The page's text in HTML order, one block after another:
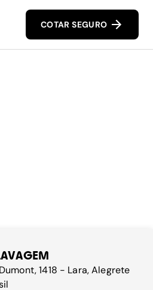
COTAR SEGURO
1418 - Lara, Alegrete